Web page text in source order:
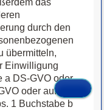
das
durch den
übermitteln,
Einwilligung
a DS-GVO oder
oder auf
1 Buchstabe b